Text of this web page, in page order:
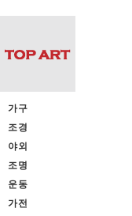
가구
조경
야외
조명
운동
가전